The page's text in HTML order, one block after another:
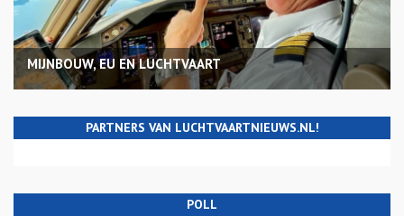
MIJNBOUW, EU EN LUCHTVAART
PARTNERS VAN LUCHTVAARTNIEUWS.NL!
POLL